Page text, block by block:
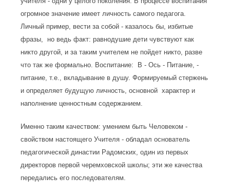
огромное значение имеет личность самого педагога.
Личный пример, вести за собой - казалось бы, избитые
фразы, но ведь факт: равнодушие дети чувствуют как
никто другой, и за таким учителем не пойдет никто, разве
что так же формально. Воспитание: В - Ось - Питание, -
питание, т.е., вкладывание в душу. Формируемый стержень
и определяет будущую личность, основной характер и
наполнение ценностным содержанием.
Именно таким качеством: умением быть Человеком -
свойством настоящего Учителя - обладал основатель
педагогической династии Радомских, один из первых
директоров первой черемховской школы; эти же качества
передались его последователям.